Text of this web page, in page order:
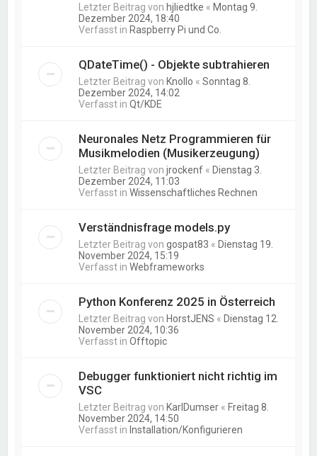
Letzter Beitrag von hjliedtke « Montag 9.
Dezember 2024, 18:40
Verfasst in Raspberry Pi und Co.
QDateTime() - Objekte subtrahieren
Letzter Beitrag von Knollo «Sonntag 8.
Dezember 2024, 14:02
Verfasst inQt/KDE
Neuronales Netz Programmieren für
Musikmelodien (Musikerzeugung)
Letzter Beitrag vonjrockenf « Dienstag 3.
Dezember 2024, 11:03
Verfasst inWissenschaftliches Rechnen
Verständnisfrage models.py
Letzter Beitrag vongospat83 « Dienstag 19.
November 2024, 15:19
Verfasst inWebframeworks
Python Konferenz 2025 in Österreich
Letzter Beitrag von HorstJENS « Dienstag 12.
November 2024, 10:36
Verfasst inOfftopic
Debugger funktioniert nicht richtig im
VSC
Letzter Beitrag von KarlDumser « Freitag 8.
November 2024, 14:50
Verfasst in Installation/Konfigurieren